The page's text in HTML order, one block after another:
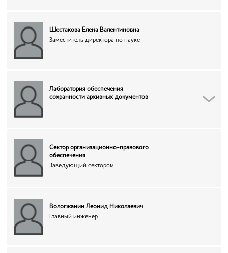
Шестакова Елена Валентиновна
Заместитель директора по науке
Лаборатория обеспечения
сохранности архивных документов
Сектор организационно-правового
обеспечения
Заведующий сектором
Вологжанин Леонид Николаевич
Главный инженер